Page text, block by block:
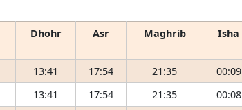
Dhohr Asr Maghrib Isha
13:41 17:54 21:35 00:09
13:41 17:54 21:35 00:08